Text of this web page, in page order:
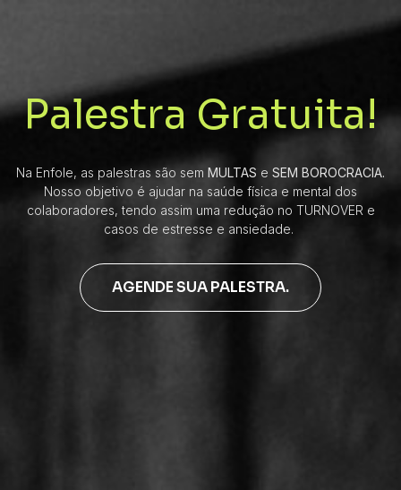
Palestra Gratuita!
Na Enfole, as palestras são sem MULTAS e SEM BOROCRACIA.
Nosso objetivo é ajudar na saúde física e mental dos
colaboradores, tendo assim uma redução no TURNOVER e
casos de estresse e ansiedade.
AGENDE SUA PALESTRA.